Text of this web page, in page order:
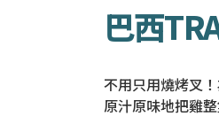
巴西
不用只用燒烤叉
原汁原味地把雞